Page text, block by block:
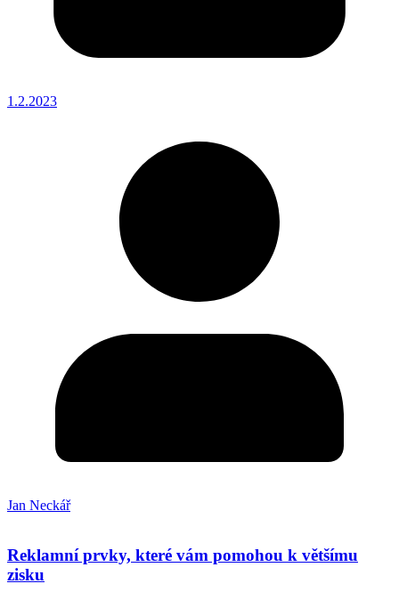
1.2.2023
Jan Neckář
Reklamní prvky, které vám pomohou k většímu
zisku